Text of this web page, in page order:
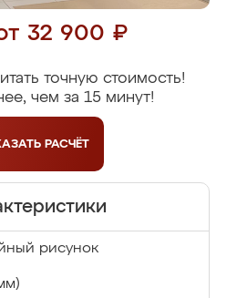
32 900 ₽
точную стоимость!
чем за 15 минут!
РАСЧЁТ
рисунок